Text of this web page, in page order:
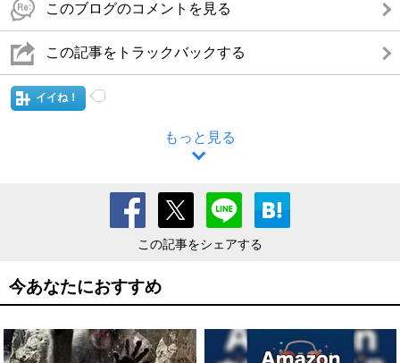
このブログのコメントを見る
この記事をトラックバックする
イイね！
もっと見る
この記事をシェアする
今あなたにおすすめ